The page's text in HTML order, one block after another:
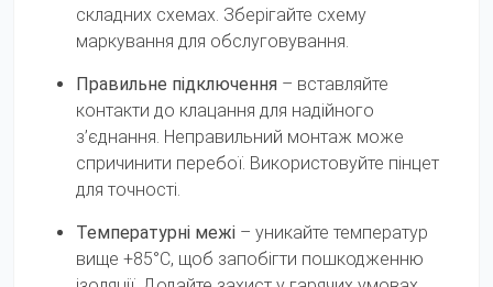
складних схемах. Зберігайте схему
маркування для обслуговування.
Правильне підключення – вставляйте
контакти до клацання для надійного
з’єднання. Неправильний монтаж може
спричинити перебої. Використовуйте пінцет
для точності.
Температурні межі – уникайте температур
вище +85°C, щоб запобігти пошкодженню